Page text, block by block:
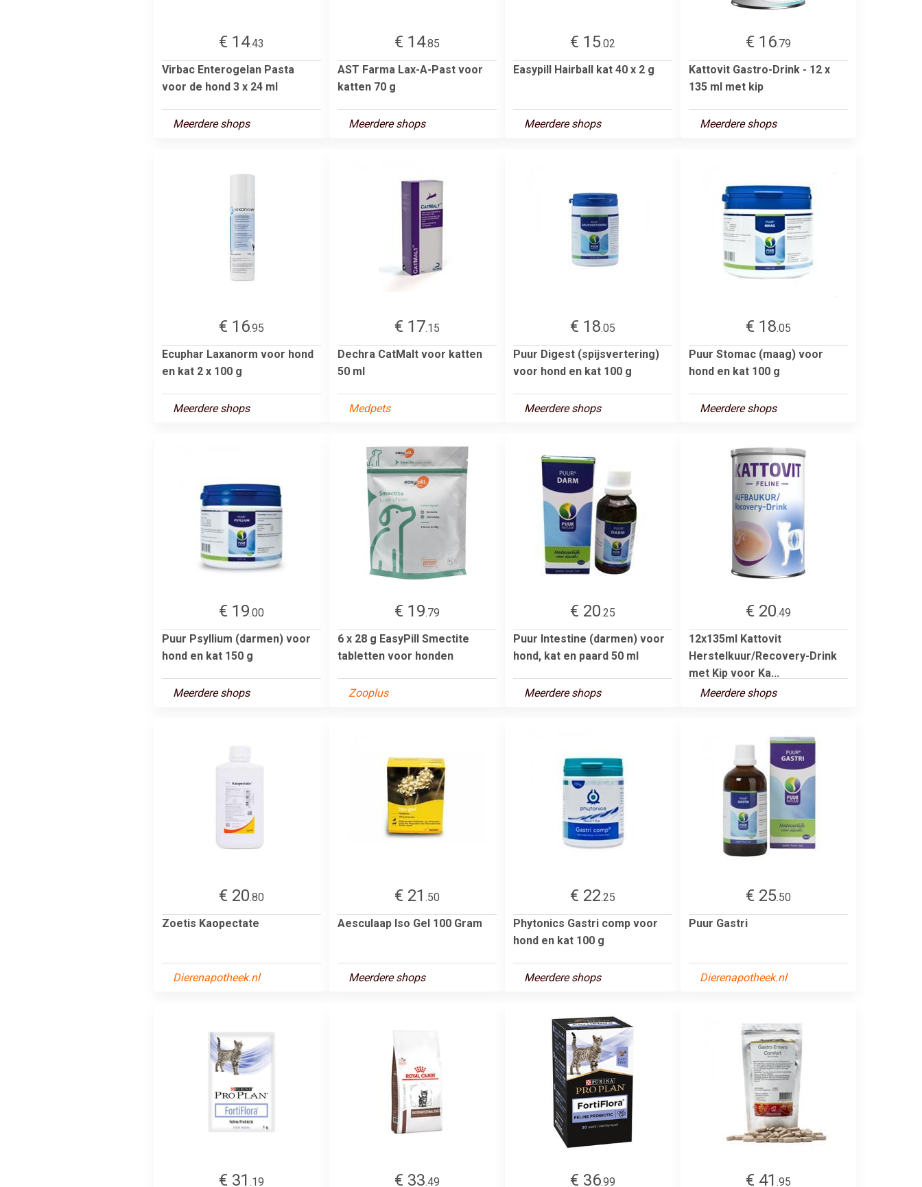
€ 14.43
Virbac Enterogelan Pasta
voor de hond 3 x 24 ml
Meerdere shops
€ 14.85
AST Farma Lax-A-Past voor
katten 70 g
Meerdere shops
€ 15.02
Easypill Hairball kat 40 x 2 g
Meerdere shops
€ 16.79
Kattovit Gastro-Drink - 12 x
135 ml met kip
Meerdere shops
€ 16.95
Ecuphar Laxanorm voor hond
en kat 2 x 100 g
Meerdere shops
€ 17.15
Dechra CatMalt voor katten
50 ml
Medpets
€ 18.05
Puur Digest (spijsvertering)
voor hond en kat 100 g
Meerdere shops
€ 18.05
Puur Stomac (maag) voor
hond en kat 100 g
Meerdere shops
€ 19.00
Puur Psyllium (darmen) voor
hond en kat 150 g
Meerdere shops
€ 19.79
6 x 28 g EasyPill Smectite
tabletten voor honden
Zooplus
€ 20.25
Puur Intestine (darmen) voor
hond, kat en paard 50 ml
Meerdere shops
€ 20.49
12x135ml Kattovit
Herstelkuur/Recovery-Drink
met Kip voor Ka...
Meerdere shops
€ 20.80
Zoetis Kaopectate
Dierenapotheek.nl
€ 21 .50
Aesculaap Iso Gel 100 Gram
Meerdere shops
€ 22.25
Phytonics Gastri comp voor
hond en kat 100 g
Meerdere shops
€ 25.50
Puur Gastri
Dierenapotheek.nl
€ 31 .19 € 33.49 € 36.99 € 41 .95